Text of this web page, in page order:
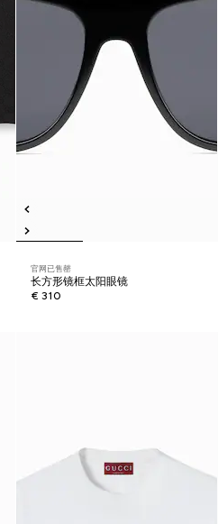
官网已售罄
长方形镜框太阳眼镜
€ 310